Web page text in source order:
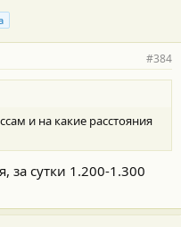
#384
и на какие расстояния
за сутки 1.200-1.300